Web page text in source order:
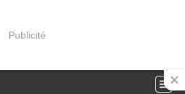
Publicité